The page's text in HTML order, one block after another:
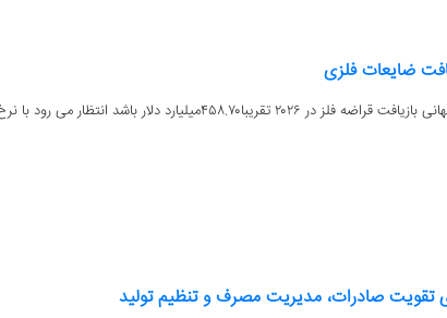
دلار باشد انتظار می رود با نرخ رشد مرکب سالانه...
تقویت صادرات، مدیریت مصرف و تنظیم تولید